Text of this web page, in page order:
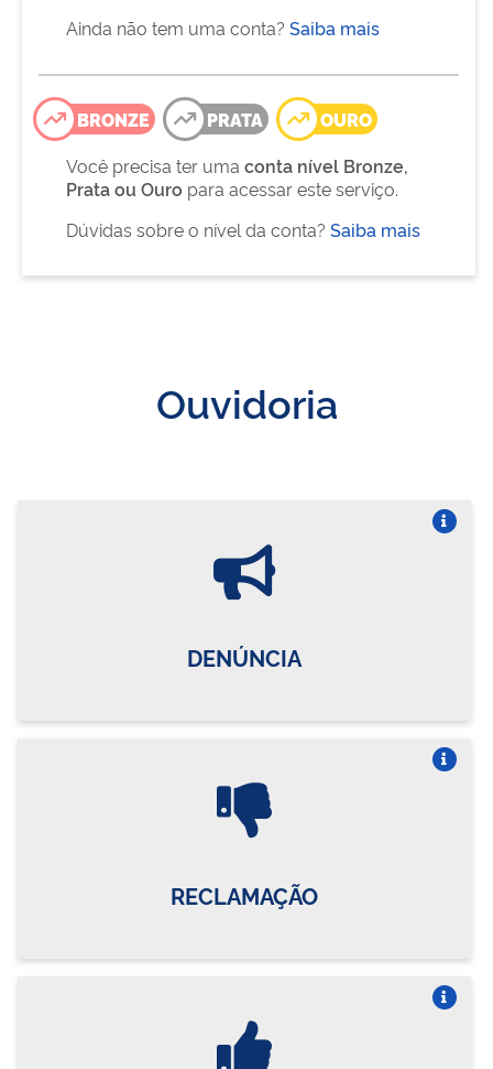
Ainda não tem uma conta? Saiba mais
BRONZE PRATA
OURO
Você precisa ter uma conta nível Bronze,
Prata ou Ouro para acessar este serviço.
Dúvidas sobre o nível da conta? Saiba mais
Ouvidoria
DENÚNCIA
RECLAMAÇÃO